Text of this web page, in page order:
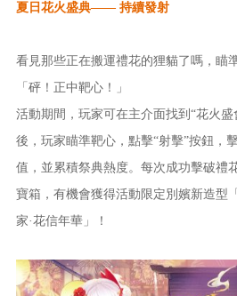
夏日花火盛典—— 持續發射
看見那些正在搬運禮花的狸貓了嗎，瞄
「砰！正中靶心！」
活動期間，玩家可在主介面找到“花火
後，玩家瞄準靶心，點擊“射擊”按鈕，
值，並累積祭典熱度。每次成功擊破禮
寶箱，有機會獲得活動限定別嬪新造型
家·花信年華」！